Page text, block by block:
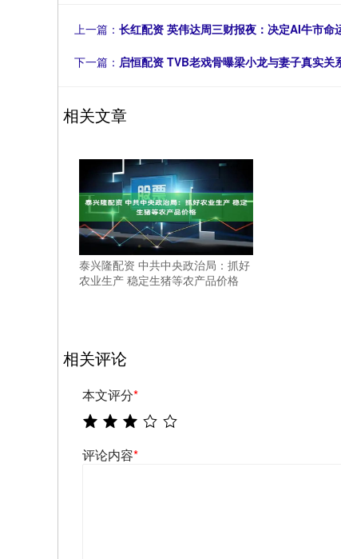
上一篇： 长红配资 英伟达周三财报夜：决定AI牛市命
下一篇： 启恒配资 TVB老戏骨曝梁小龙与妻子真实
相关文章
泰兴隆配资 中共中央政治局：抓好
农业生产 稳定生猪等农产品价格
相关评论
本文评分*
评论内容*